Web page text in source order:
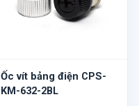
Ốc vít bảng điện CPS-
KM-632-2BL